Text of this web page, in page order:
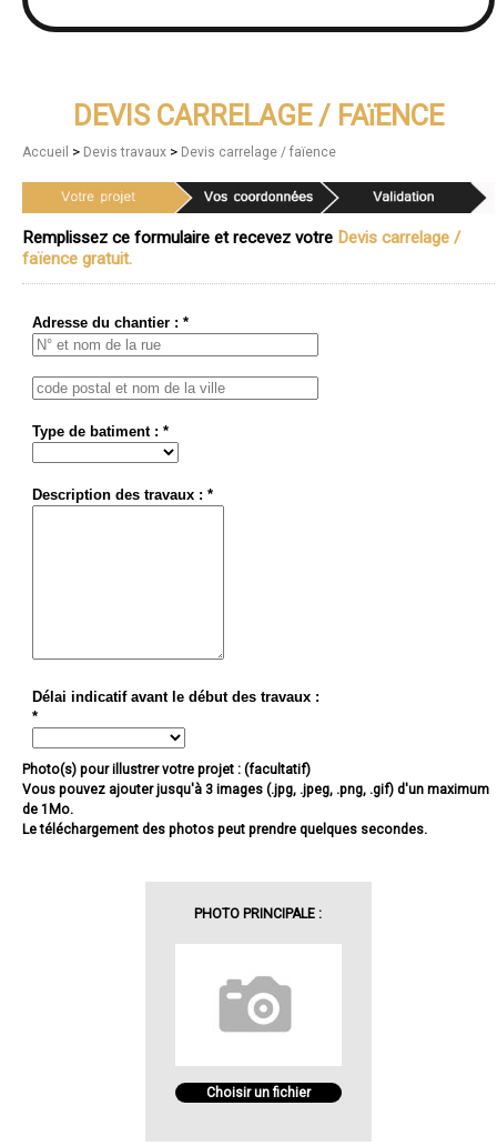
DEVIS CARRELAGE / FAïENCE
Accueil > Devis travaux > Devis carrelage / faïence
Remplissez ce formulaire et recevez votre Devis carrelage /
faïence gratuit.
Adresse du chantier : *
Type de batiment : *
Description des travaux : *
Délai indicatif avant le début des travaux :
*
Photo(s) pour illustrer votre projet : (facultatif)
Vous pouvez ajouter jusqu'à 3 images (.jpg, .jpeg, .png, .gif) d'un maximum
de 1Mo.
Le téléchargement des photos peut prendre quelques secondes.
PHOTO PRINCIPALE :
Choisir un fichier